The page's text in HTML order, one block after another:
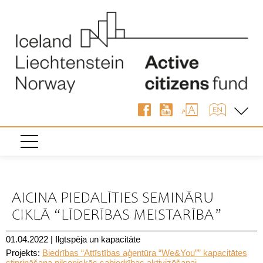
AICINA PIEDALĪTIES SEMINĀRU
CIKLĀ “LĪDERĪBAS MEISTARĪBA”
01.04.2022 | Ilgtspēja un kapacitāte
Projekts: Biedrības “Attīstības aģentūra “We&You”” kapacitātes